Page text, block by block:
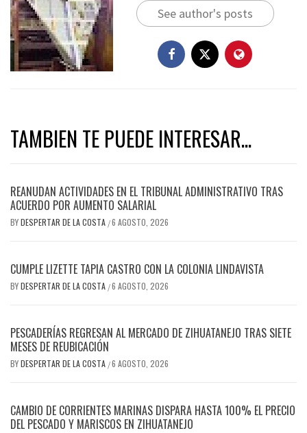
See author's posts
TAMBIEN TE PUEDE INTERESAR...
REANUDAN ACTIVIDADES EN EL TRIBUNAL ADMINISTRATIVO TRAS
ACUERDO POR AUMENTO SALARIAL
BYDESPERTAR DE LA COSTA /6 AGOSTO, 2026
CUMPLE LIZETTE TAPIA CASTRO CON LA COLONIA LINDAVISTA
BYDESPERTAR DE LA COSTA /6 AGOSTO, 2026
PESCADERÍAS REGRESAN AL MERCADO DE ZIHUATANEJO TRAS SIETE
MESES DE REUBICACIÓN
BYDESPERTAR DE LA COSTA /6 AGOSTO, 2026
CAMBIO DE CORRIENTES MARINAS DISPARA HASTA 100% EL PRECIO
DEL PESCADO Y MARISCOS EN ZIHUATANEJO